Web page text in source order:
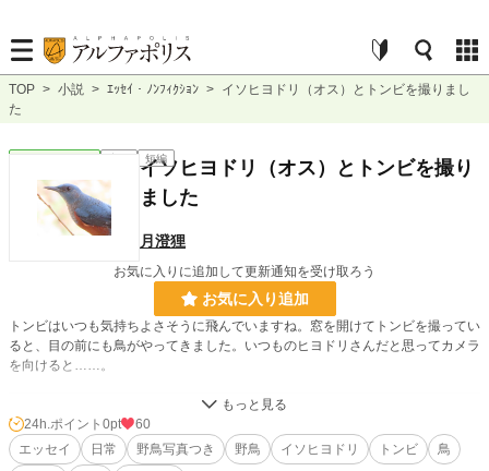
TOP > 小説 > ｴｯｾｲ・ﾉﾝﾌｨｸｼｮﾝ > イソヒヨドリ（オス）とトンビを撮りまし
た
短編
イソヒヨドリ（オス）とトンビを撮り
ました
月澄狸
お気に入りに追加して更新通知を受け取ろう
お気に入り追加
トンビはいつも気持ちよさそうに飛んでいますね。窓を開けてトンビを撮ってい
ると、目の前にも鳥がやってきました。いつものヒヨドリさんだと思ってカメラ
を向けると……。
228,785 位 / 228,785 件
ｴｯｾｲ・ﾉﾝﾌｨｸｼｮﾝ 8,865 位 / 8,865 件
24h.ポイント 0pt
60
エッセイ
日常 野鳥写真つき 野鳥 イソヒヨドリ トンビ
鳥